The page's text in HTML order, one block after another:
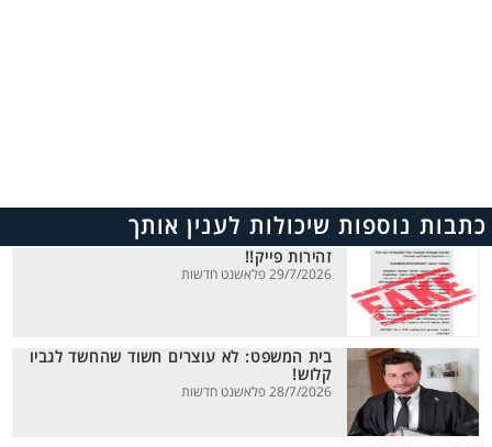
כתבות נוספות שיכולות לענין אותך
זהירות פייק!!
29/7/2026 פלאשנט חדשות
בית המשפט: לא עוצרים חשוד שהחשד לגביו
קלוש!
28/7/2026 פלאשנט חדשות